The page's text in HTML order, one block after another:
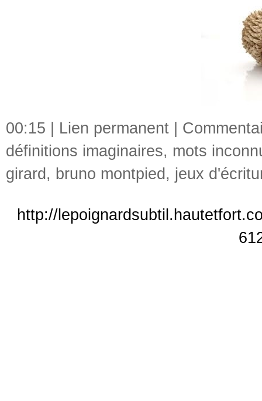
00:15 | Lien permanent
définitions imaginaires, mots
girard , bruno montpied , jeux
http://